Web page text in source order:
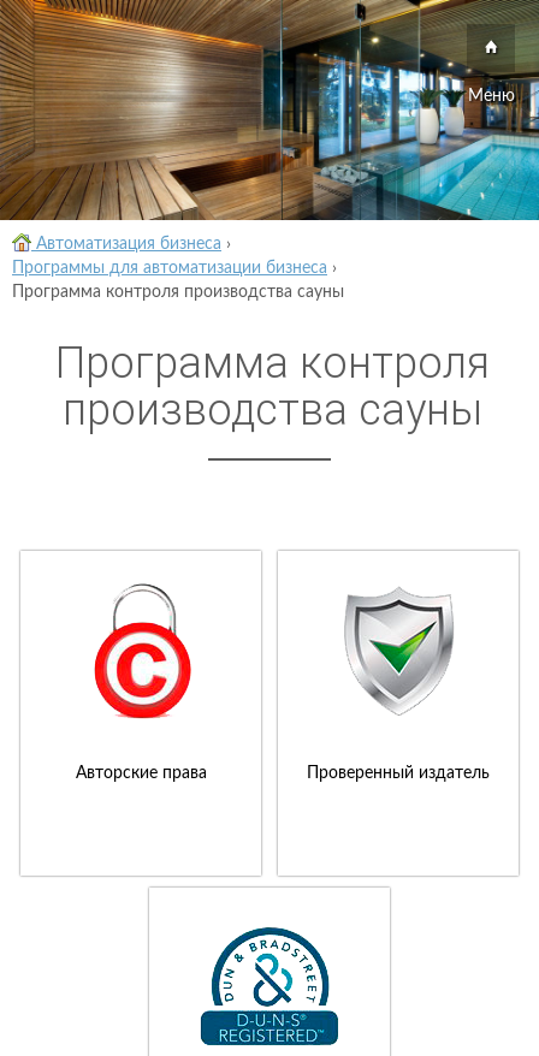
Меню
Автоматизация бизнеса ›
Программы для автоматизации бизнеса ›
Программа контроля производства сауны
Программа контроля
производства сауны
Авторские права Проверенный издатель